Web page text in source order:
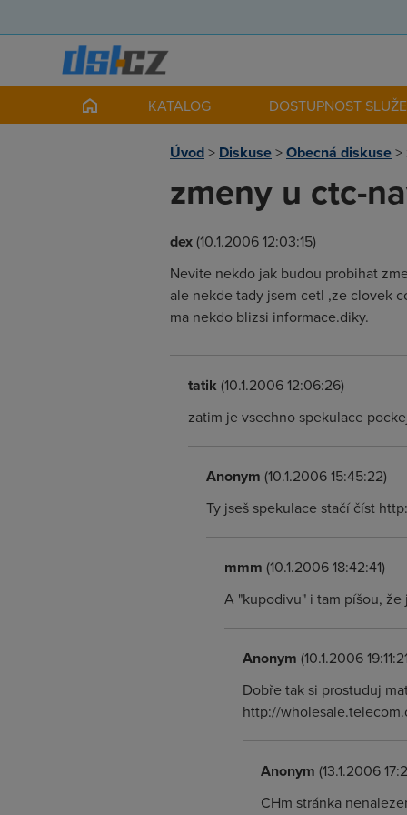
KATALOG DOSTUPNOST
Úvod> Diskuse>Obecná diskuse>
zmeny u ctc-
dex(10.1.2006 12:03:15)
Nevite nekdo jak budou probihat
ale nekde tady jsem cetl ,ze clovek
ma nekdo blizsi informace.diky.
tatik (10.1.2006 12:06:26)
zatim je vsechno spekulace
Anonym (10.1.2006 15:45:22)
Ty jseš spekulace stačí číst
mmm (10.1.2006 18:42:41)
A "kupodivu" i tam píšou, že
Anonym (10.1.2006
Dobře tak si prostuduj
http://
Anonym (13.1.2006
CHm stránka